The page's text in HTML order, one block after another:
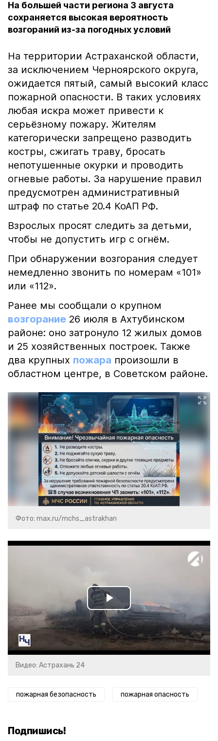
На большей части региона 3 августа
сохраняется высокая вероятность
возгораний из-за погодных условий
На территории Астраханской области,
за исключением Черноярского округа,
ожидается пятый, самый высокий класс
пожарной опасности. В таких условиях
любая искра может привести к
серьёзному пожару. Жителям
категорически запрещено разводить
костры, сжигать траву, бросать
непотушенные окурки и проводить
огневые работы. За нарушение правил
предусмотрен административный
штраф по статье 20.4 КоАП РФ.
Взрослых просят следить за детьми,
чтобы не допустить игр с огнём.
При обнаружении возгорания следует
немедленно звонить по номерам «101»
или «112».
Ранее мы сообщали о крупном
возгорание 26 июля в Ахтубинском
районе: оно затронуло 12 жилых домов
и 25 хозяйственных построек. Также
два крупных пожара произошли в
областном центре, в Советском районе.
Фото: max.ru/mchs_astrakhan
Play
Video
Видео: Астрахань 24
пожарная безопасность пожарная опасность
Подпишись!